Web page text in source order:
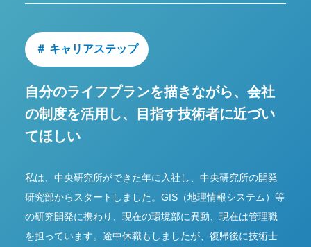
＃ キャリアステップ
自分のライフプランを描きながら、 会社
の制度を活用し、目指す技術者に近づい
てほしい
私は、中央研究所ができた年に入社し、中央研究所の開発
研究部からスタートしました。GIS（地理情報システム）等
の研究開発に携わり、現在の環境部に異動、現在は管理職
を担っています。途中休職もしましたが、復帰後に技術士